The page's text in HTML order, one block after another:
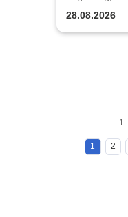
28.08.2026
1
1 2